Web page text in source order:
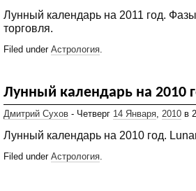
Лунный календарь на 2011 год.
торговля.
Filed under Астрология
Лунный календарь на 2010
Дмитрий Сухов - Четверг 14 Января, 2010 в
Лунный календарь на 2010 год.
Filed under Астрология